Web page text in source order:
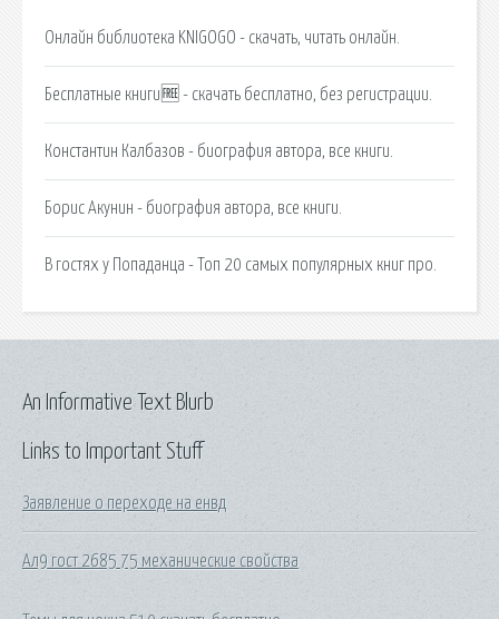
Онлайн библиотека KNIGOGO - скачать, читать онлайн.
Бесплатные книги🆓 - скачать бесплатно, без регистрации.
Константин Калбазов - биография автора, все книги.
Борис Акунин - биография автора, все книги.
В гостях у Попаданца - Топ 20 самых популярных книг про.
Links to Important Stuff
Заявление о переходе на енвд
Ал9 гост 2685 75 механические свойства
An Informative Text Blurb